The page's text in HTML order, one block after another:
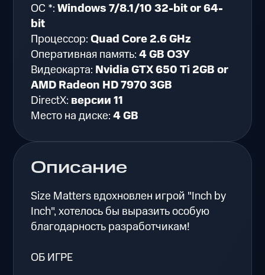
Описание
Size Matters вдохновлен игрой "Inch by
Inch", хотелось бы выразить особую
благодарность разработчикам!
ОБ ИГРЕ
ОС *:Windows 7/8.1/10 32-bit or 64-
bit
Процессор:Quad Core 2.6 GHz
Оперативная память:4 GB ОЗУ
Видеокарта: Nvidia GTX 650 Ti 2GB or
AMD Radeon HD 7970 3GB
DirectX: версии 11
Место на диске:4 GB